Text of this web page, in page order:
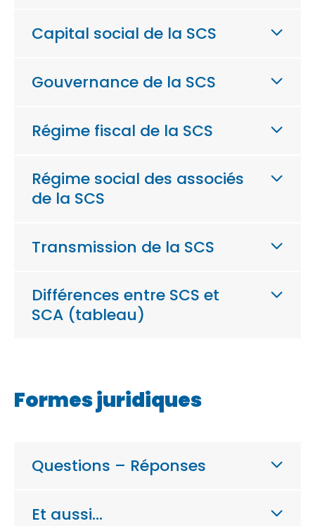
Capital social de la SCS
Gouvernance de la SCS
Régime fiscal de la SCS
Régime social des associés
de la SCS
Transmission de la SCS
Différences entre SCS et
SCA (tableau)
Formes juridiques
Questions – Réponses
Et aussi…